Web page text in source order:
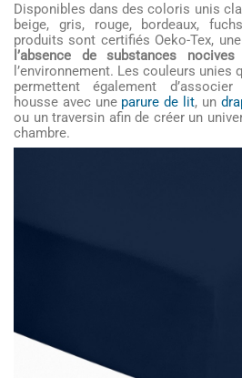
Disponibles dans des coloris unis
beige, gris, rouge, bordeaux,
produits sont certifiés Oeko-Tex,
l’absence de substances nocives
l’environnement. Les couleurs
permettent également
housse avec une parure de lit, un
ou un traversin afin de créer un
chambre.